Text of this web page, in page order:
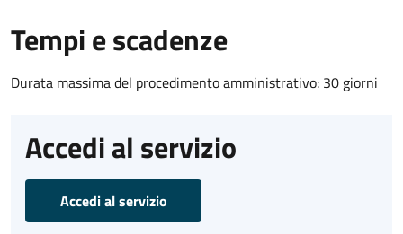
Tempi e scadenze
Durata massima del procedimento amministrativo: 30 giorni
Accedi al servizio
Accedi al servizio